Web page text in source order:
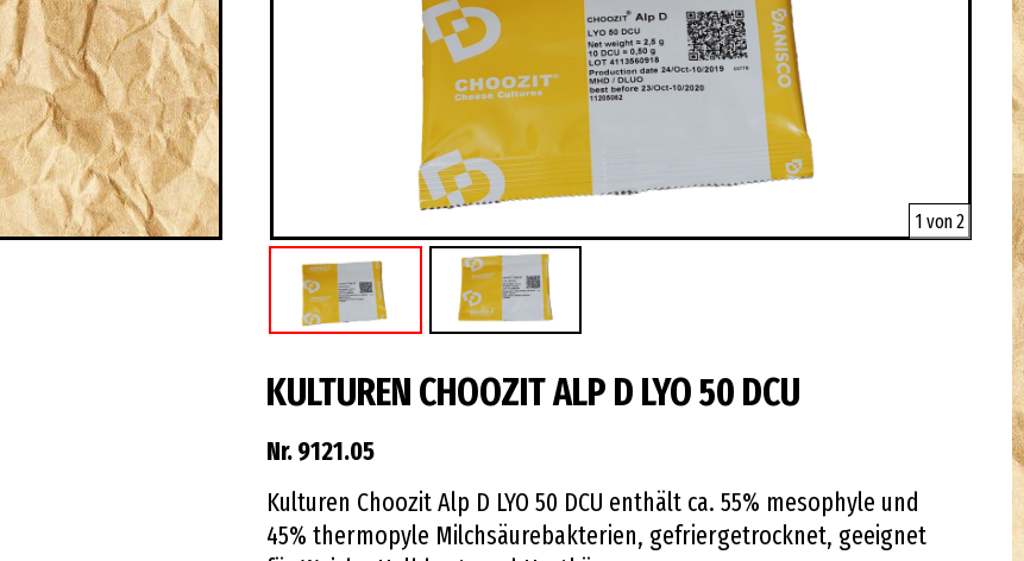
1 von 2
KULTUREN CHOOZIT ALP D LYO 50 DCU
Nr. 9121.05
Kulturen Choozit Alp D LYO 50 DCU enthält ca. 55% mesophyle und
45% thermopyle Milchsäurebakterien, gefriergetrocknet, geeignet